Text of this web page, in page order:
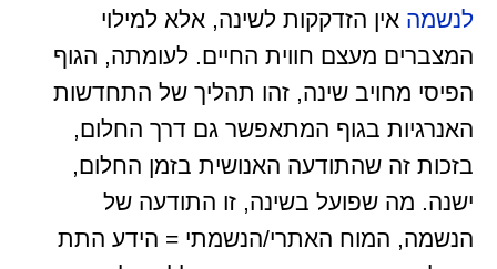
לנשמה אין הזדקקות לשינה, אלא למילוי
המצברים מעצם חווית החיים. לעומתה, הגוף
הפיסי מחויב שינה, זהו תהליך של התחדשות
האנרגיות בגוף המתאפשר גם דרך החלום,
בזכות זה שהתודעה האנושית בזמן החלום,
ישנה. מה שפועל בשינה, זו התודעה של
הנשמה, המוח האתרי/הנשמתי = הידע התת